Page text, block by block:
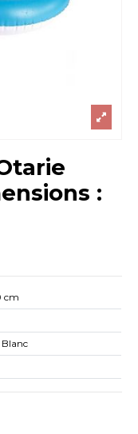
:
cm
Blanc